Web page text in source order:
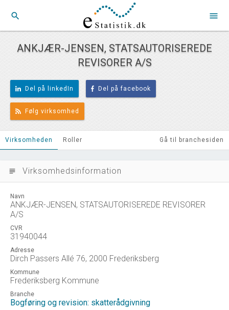
search menu
ANKJÆR-JENSEN, STATSAUTORISEREDE
REVISORER A/S
Del på linkedIn Del på facebook
Følg virksomhed
Virksomheden Roller Gå til branchesiden
subject Virksomhedsinformation
Navn
ANKJÆR-JENSEN, STATSAUTORISEREDE REVISORER
A/S
CVR
31940044
Adresse
Dirch Passers Allé 76, 2000 Frederiksberg
Kommune
Frederiksberg Kommune
Branche
Bogføring og revision: skatterådgivning